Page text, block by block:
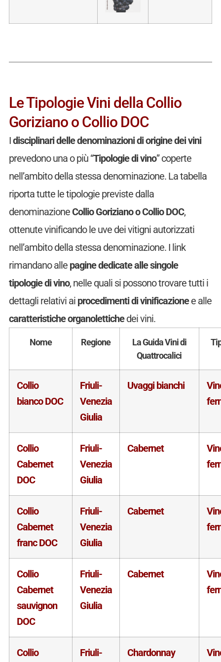
Le Tipologie Vini della Collio
Goriziano o Collio DOC
Idisciplinari delle denominazioni di origine dei vini
prevedono una o più “Tipologie di vino” coperte
nell’ambito della stessa denominazione. La tabella
riporta tutte le tipologie previste dalla
denominazioneCollio Goriziano o Collio DOC,
ottenute vinificando le uve dei vitigni autorizzati
nell’ambito della stessa denominazione. I link
rimandano alle pagine dedicate alle singole
tipologie di vino, nelle quali si possono trovare tutti i
dettagli relativi ai procedimenti di vinificazionee alle
caratteristiche organolettichedei vini.
Nome Regione
La Guida Vini di
Quattrocalici
Collio
bianco DOC
Friuli-
Venezia
Giulia
Uvaggi bianchi
Collio
Cabernet
DOC
Friuli-
Venezia
Giulia
Cabernet
Collio
Cabernet
franc DOC
Friuli-
Venezia
Giulia
Cabernet
Collio
Cabernet
sauvignon
DOC
Friuli-
Venezia
Giulia
Cabernet
Collio
Friuli-
Chardonnay